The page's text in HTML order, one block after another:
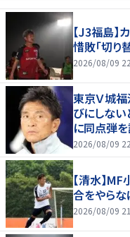
【J3福島】
惜敗「切り
2026/08/09
東京Ｖ城福
びにしない
に同点弾を
2026/08/09
【清水】
合をやらな
2026/08/09